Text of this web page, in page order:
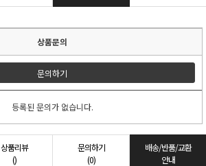
상품문의
문의하기
등록된 문의가 없습니다.
상품리뷰
()
문의하기
(0)
배송/반품/교환
안내